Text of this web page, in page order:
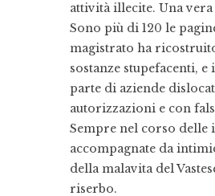
attività illecite. Una
Sono più di 120 le
magistrato ha
sostanze stupefacenti,
parte di aziende
autorizzazioni e con
Sempre nel corso delle
accompagnate da
della malavita del
riserbo.